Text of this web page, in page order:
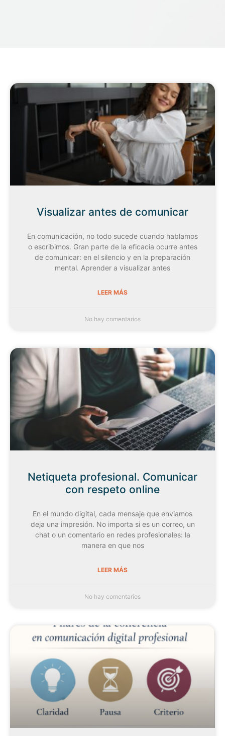
Visualizar antes de comunicar
En comunicación, no todo sucede cuando hablamos
o escribimos. Gran parte de la eficacia ocurre antes
de comunicar: en el silencio y en la preparación
mental. Aprender a visualizar antes
LEER MÁS
No hay comentarios
Netiqueta profesional. Comunicar
con respeto online
En el mundo digital, cada mensaje que enviamos
deja una impresión. No importa si es un correo, un
chat o un comentario en redes profesionales: la
manera en que nos
LEER MÁS
No hay comentarios